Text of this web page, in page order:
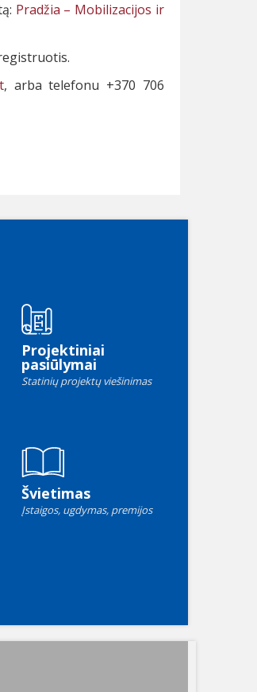
Pradžia – Mobilizacijos ir
, arba telefonu +370 706
Projektiniai
pasiūlymai
Statinių projektų viešinimas
Švietimas
Įstaigos, ugdymas, premijos